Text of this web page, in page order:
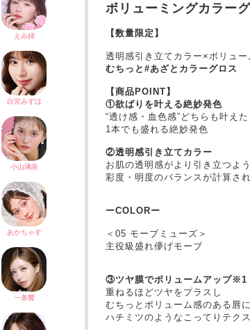
ボリューミングカラー
【数量限定】
透明感引き立てカラー×ボリュ
むちっと#あざとカラーグロス
【商品POINT】
①欲ばりを叶える絶妙発色
“透け感・血色感”どちらも叶えた
1本でも盛れる絶妙発色
②透明感引き立てカラー
お肌の透明感がより引き立つよ
彩度・明度のバランスが計算さ
ーCOLORー
＜05 モーブミューズ＞
主役級盛れ儚げモーブ
③ツヤ膜でボリュームアップ※1
重ねるほどツヤをプラスし
むちっとボリューム感のある唇
ハチミツのようなこってりテク